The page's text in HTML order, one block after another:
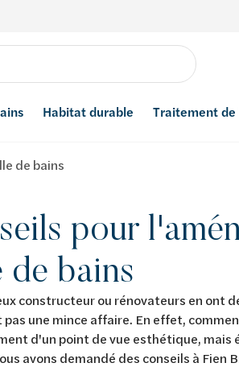
Habitat durable Traitement de
de bains
pour
de bains
constructeur ou rénovateurs en ont
pas une mince affaire. En effet,
d'un point de vue esthétique,
avons demandé des conseils à Fien